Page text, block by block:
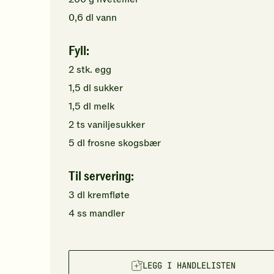
0,6 dl vann
Fyll:
2stk. egg
1,5 dl sukker
1,5 dl melk
2ts vaniljesukker
5 dl frosne skogsbær
Til servering:
3 dl kremfløte
4ss mandler
LEGG I HANDLELISTEN